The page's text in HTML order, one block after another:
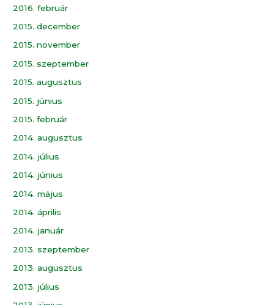
2016. február
2015. december
2015. november
2015. szeptember
2015. augusztus
2015. június
2015. február
2014. augusztus
2014. július
2014. június
2014. május
2014. április
2014. január
2013. szeptember
2013. augusztus
2013. július